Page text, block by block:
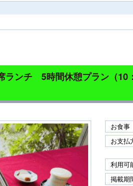
ランチ 5時間休憩プラン（10
お食事
お支払
利用可
掲載期